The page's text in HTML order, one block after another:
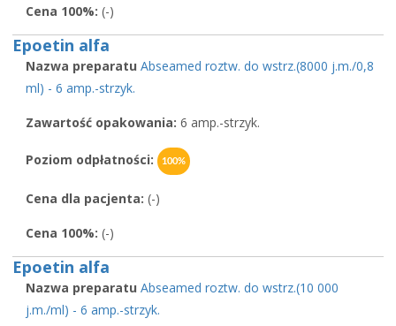
Cena 100%: (-)
Epoetin alfa
Nazwa preparatu Abseamed roztw. do wstrz.(8000 j.m./0,8
ml) - 6 amp.-strzyk.
Zawartość opakowania: 6 amp.-strzyk.
Poziom odpłatności: 100%
Cena dla pacjenta: (-)
Cena 100%: (-)
Epoetin alfa
Nazwa preparatu Abseamed roztw. do wstrz.(10 000
j.m./ml) - 6 amp.-strzyk.